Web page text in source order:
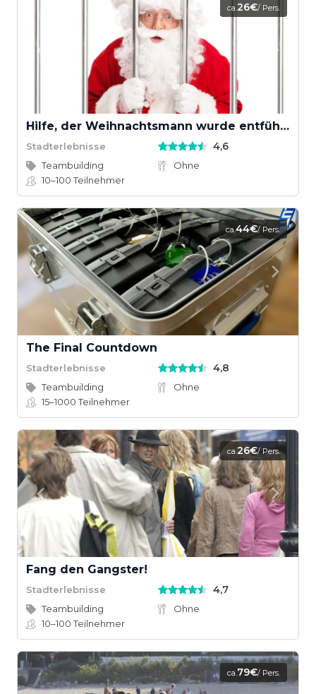
ca.26€/ Pers.
Hilfe, der Weihnachtsmann wurde entführt!
Stadterlebnisse 4,6
Teambuilding
Ohne
10–100Teilnehmer
ca.44€/ Pers.
The Final Countdown
Stadterlebnisse 4,8
Teambuilding
Ohne
15–1000Teilnehmer
ca.26€/ Pers.
Fang den Gangster!
Stadterlebnisse 4,7
Teambuilding
Ohne
10–100Teilnehmer
ca.79€/ Pers.